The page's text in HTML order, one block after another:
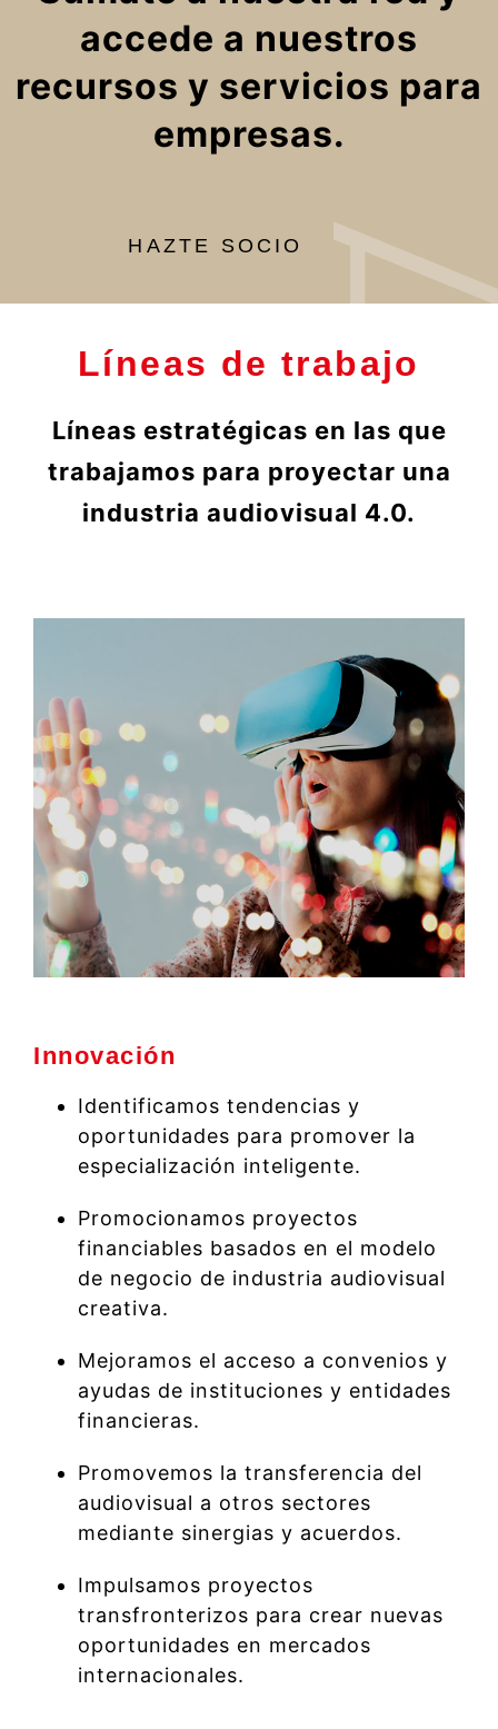
accede a nuestros
recursos y servicios para
empresas.
HAZTE SOCIO
Líneas de trabajo
Líneas estratégicas en las que
trabajamos para proyectar una
industria audiovisual 4.0.
Innovación
Identificamos tendencias y
oportunidades para promover la
especialización inteligente.
Promocionamos proyectos
financiables basados en el modelo
de negocio de industria audiovisual
creativa.
Mejoramos el acceso a convenios y
ayudas de instituciones y entidades
financieras.
Promovemos la transferencia del
audiovisual a otros sectores
mediante sinergias y acuerdos.
Impulsamos proyectos
transfronterizos para crear nuevas
oportunidades en mercados
internacionales.